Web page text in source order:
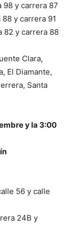
98 y carrera 87
y carrera 91
82 y carrera 88
Clara,
El Diamante,
Santa
y la 3:00
56 y calle
24B y